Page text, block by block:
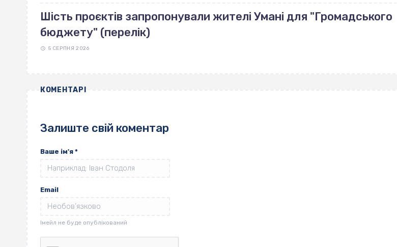
Шість проєктів запропонували жителі Умані для "Громадського
бюджету" (перелік)
5 СЕРПНЯ 2026
КОМЕНТАРІ
Залиште свій коментар
Ваше ім'я *
Email